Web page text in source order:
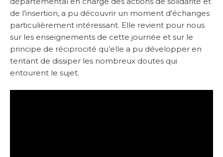
de l’insertion, a pu découvrir un moment d’échanges
particulièrement intéressant. Elle revient pour nous
sur les enseignements de cette journée et sur le
principe de réciprocité qu’elle a pu développer en
tentant de dissiper les nombreux doutes qui
entourent le sujet.